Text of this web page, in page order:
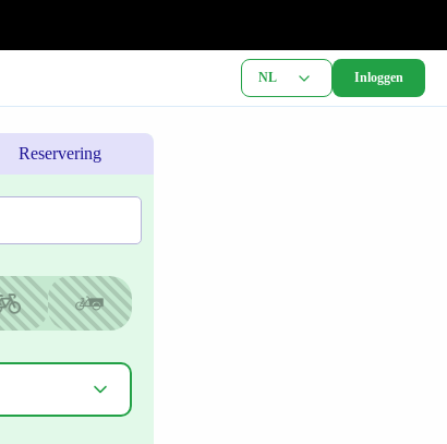
NL Inloggen
Reservering